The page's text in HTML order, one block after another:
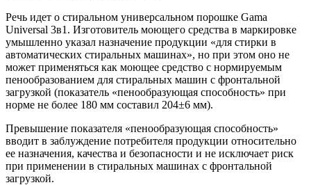
Речь идет о стиральном универсальном порошке Gama
Universal 3в1. Изготовитель моющего средства в маркировке
умышленно указал назначение продукции «для стирки в
автоматических стиральных машинах», но при этом оно не
может применяться как моющее средство с нормируемым
пенообразованием для стиральных машин с фронтальной
загрузкой (показатель «пенообразующая способность» при
норме не более 180 мм составил 204±6 мм).
Превышение показателя «пенообразующая способность»
вводит в заблуждение потребителя продукции относительно
ее назначения, качества и безопасности и не исключает риск
при применении в стиральных машинах с фронтальной
загрузкой.